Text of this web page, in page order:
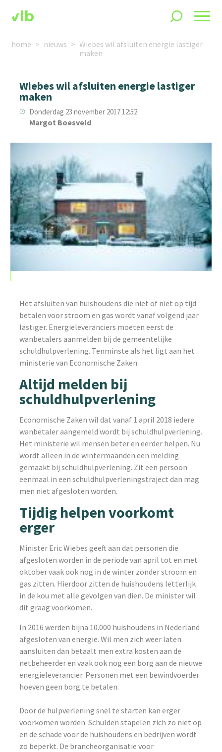
home nieuws
Wiebes wil afsluiten energie lastiger
maken
Wiebes wil afsluiten energie lastiger
maken
Donderdag 23 november 2017 12:52
Margot Boesveld
Het afsluiten van huishoudens die niet of niet op tijd
betalen voor stroom en gas wordt vanaf volgend jaar
lastiger. Energieleveranciers moeten eerst de
wanbetalers aanmelden bij de gemeentelijke
schuldhulpverlening. Tenminste als het ligt aan het
ministerie van Economische Zaken.
Altijd melden bij
schuldhulpverlening
Economische Zaken wil dat vanaf 1 april 2018 iedere
wanbetaler aangemeld wordt bij schuldhulpverlening.
Het ministerie wil mensen beter en eerder helpen. Nu
wordt alleen in de wintermaanden een melding
gemaakt bij schuldhulpverlening. Zit een persoon
eenmaal in een schuldhulpverleningstraject dan mag
men niet afgesloten worden.
Tijdig helpen voorkomt
erger
Minister Eric Wiebes geeft aan dat personen die
afgesloten worden in de periode van april tot en met
oktober vaak ook nog in de winter zonder stroom en
gas zitten. Hierdoor zitten de huishoudens letterlijk
in de kou met alle gevolgen van dien. De minister wil
dit graag voorkomen.
In 2016 werden bijna 10.000 huishoudens in Nederland
afgesloten van energie. Wil men zich weer laten
aansluiten dan betaalt men extra kosten aan de
netbeheerder en vaak ook nog een borg aan de nieuwe
energieleverancier. Personen met een bewindvoerder
hoeven geen borg te betalen.
Door de hulpverlening snel te starten kan erger
voorkomen worden. Schulden stapelen zich zo niet op
en de schade voor de huishoudens en bedrijven wordt
zo beperkt. De brancheorganisatie voor